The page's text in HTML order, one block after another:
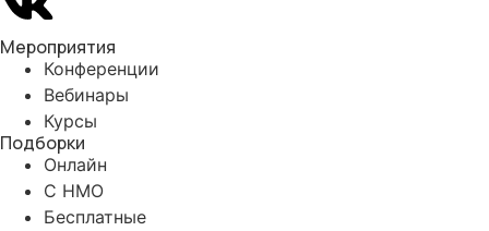
Мероприятия
Конференции
Вебинары
Курсы
Подборки
Онлайн
С НМО
Бесплатные